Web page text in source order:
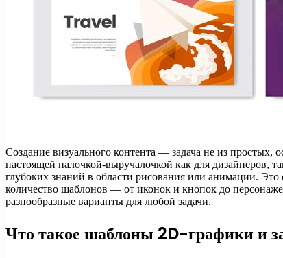
Создание визуального контента — задача не из
настоящей палочкой-выручалочкой как для дизайнеров,
глубоких знаний в области рисования или анимации.
количество шаблонов — от иконок и кнопок до
разнообразные варианты для любой задачи.
Что такое шаблоны 2D-графики и